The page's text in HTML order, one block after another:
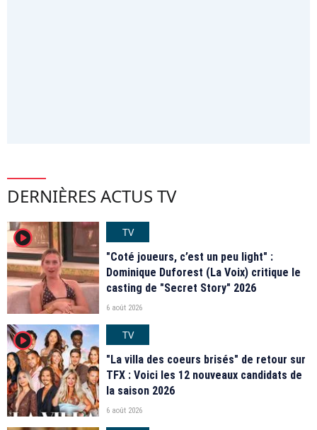
DERNIÈRES ACTUS TV
player2
TV
"Coté joueurs, c’est un peu light" :
Dominique Duforest (La Voix) critique le
casting de "Secret Story" 2026
6 août 2026
player2
TV
"La villa des coeurs brisés" de retour sur
TFX : Voici les 12 nouveaux candidats de
la saison 2026
6 août 2026